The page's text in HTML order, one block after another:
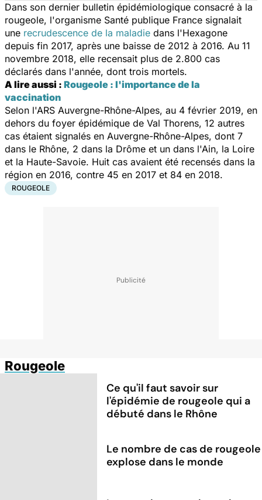
Dans son dernier bulletin épidémiologique consacré à la
rougeole, l'organisme Santé publique France signalait
une recrudescence de la maladie dans l'Hexagone
depuis fin 2017, après une baisse de 2012 à 2016. Au 11
novembre 2018, elle recensait plus de 2.800 cas
déclarés dans l'année, dont trois mortels.
A lire aussi : Rougeole : l'importance de la
vaccination
Selon l'ARS Auvergne-Rhône-Alpes, au 4 février 2019, en
dehors du foyer épidémique de Val Thorens, 12 autres
cas étaient signalés en Auvergne-Rhône-Alpes, dont 7
dans le Rhône, 2 dans la Drôme et un dans l'Ain, la Loire
et la Haute-Savoie. Huit cas avaient été recensés dans la
région en 2016, contre 45 en 2017 et 84 en 2018.
ROUGEOLE
Rougeole
Ce qu'il faut savoir sur
l'épidémie de rougeole qui a
débuté dans le Rhône
Le nombre de cas de rougeole
explose dans le monde